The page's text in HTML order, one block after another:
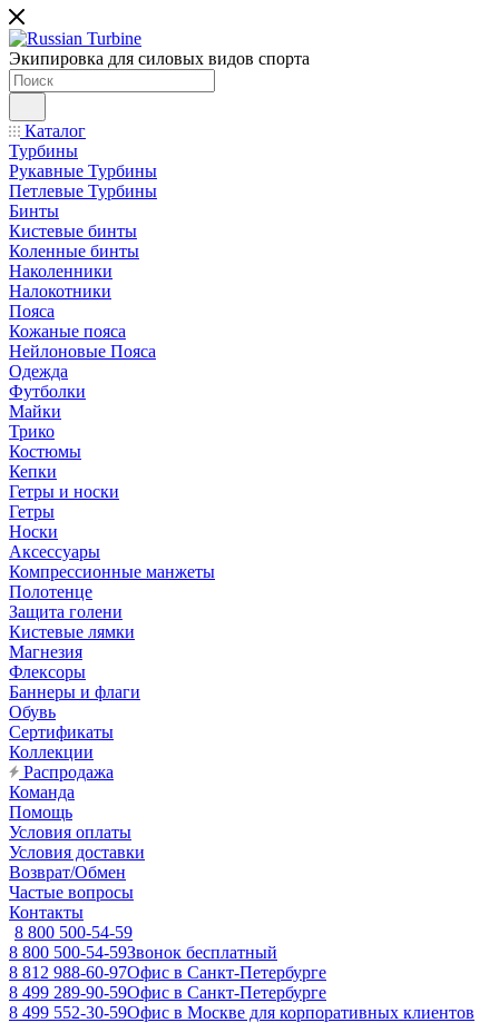
Экипировка для силовых видов спорта
Каталог
Турбины
Рукавные Турбины
Петлевые Турбины
Бинты
Кистевые бинты
Коленные бинты
Наколенники
Налокотники
Пояса
Кожаные пояса
Нейлоновые Пояса
Одежда
Футболки
Майки
Трико
Костюмы
Кепки
Гетры и носки
Гетры
Носки
Аксессуары
Компрессионные манжеты
Полотенце
Защита голени
Кистевые лямки
Магнезия
Флексоры
Баннеры и флаги
Обувь
Сертификаты
Коллекции
Распродажа
Команда
Помощь
Условия оплаты
Условия доставки
Возврат/Обмен
Частые вопросы
Контакты
8 800 500-54-59
8 800 500-54-59Звонок бесплатный
8 812 988-60-97Офис в Санкт-Петербурге
8 499 289-90-59Офис в Санкт-Петербурге
8 499 552-30-59Офис в Москве для корпоративных клиентов